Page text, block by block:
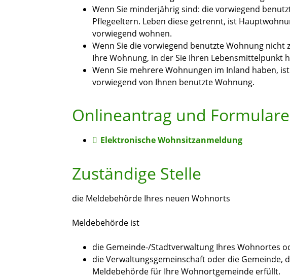
Wenn Sie minderjährig sind: die vorwiegend
Pflegeeltern. Leben diese getrennt, ist
vorwiegend wohnen.
Wenn Sie die vorwiegend benutzte Wohnung nicht
Ihre Wohnung, in der Sie Ihren Lebensmittelpunkt
Wenn Sie mehrere Wohnungen im Inland haben,
vorwiegend von Ihnen benutzte Wohnung.
Onlineantrag und Formulare
Elektronische Wohnsitzanmeldung
Zuständige Stelle
die Meldebehörde Ihres neuen Wohnorts
Meldebehörde ist
die Gemeinde-/Stadtverwaltung Ihres Wohnortes
die Verwaltungsgemeinschaft oder die Gemeinde,
Meldebehörde für Ihre Wohnortgemeinde erfüllt.